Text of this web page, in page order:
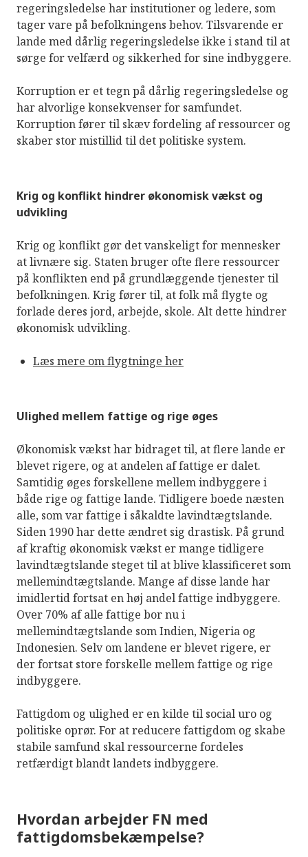
regeringsledelse har institutioner og ledere, som
tager vare på befolkningens behov. Tilsvarende er
lande med dårlig regeringsledelse ikke i stand til at
sørge for velfærd og sikkerhed for sine indbyggere.
Korruption er et tegn på dårlig regeringsledelse og
har alvorlige konsekvenser for samfundet.
Korruption fører til skæv fordeling af ressourcer og
skaber stor mistillid til det politiske system.
Krig og konflikt hindrer økonomisk vækst og
udvikling
Krig og konflikt gør det vanskeligt for mennesker
at livnære sig. Staten bruger ofte flere ressourcer
på konflikten end på grundlæggende tjenester til
befolkningen. Krig fører til, at folk må flygte og
forlade deres jord, arbejde, skole. Alt dette hindrer
økonomisk udvikling.
Læs mere om flygtninge her
Ulighed mellem fattige og rige øges
Økonomisk vækst har bidraget til, at flere lande er
blevet rigere, og at andelen af fattige er dalet.
Samtidig øges forskellene mellem indbyggere i
både rige og fattige lande. Tidligere boede næsten
alle, som var fattige i såkaldte lavindtægtslande.
Siden 1990 har dette ændret sig drastisk. På grund
af kraftig økonomisk vækst er mange tidligere
lavindtægtslande steget til at blive klassificeret som
mellemindtægtslande. Mange af disse lande har
imidlertid fortsat en høj andel fattige indbyggere.
Over 70% af alle fattige bor nu i
mellemindtægtslande som Indien, Nigeria og
Indonesien. Selv om landene er blevet rigere, er
der fortsat store forskelle mellem fattige og rige
indbyggere.
Fattigdom og ulighed er en kilde til social uro og
politiske oprør. For at reducere fattigdom og skabe
stabile samfund skal ressourcerne fordeles
retfærdigt blandt landets indbyggere.
Hvordan arbejder FN med
fattigdomsbekæmpelse?